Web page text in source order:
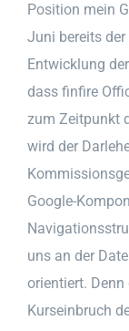
Position mein
Juni bereits
Entwicklung
dass finfire
zum Zeitpunkt
wird der
Google-
uns an der
orientiert.
Kurseinbruch